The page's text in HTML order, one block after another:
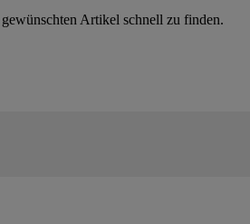
Artikel schnell zu finden.